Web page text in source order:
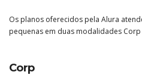
Os planos oferecidos pela Alura
pequenas em duas modalidades Corp
Corp